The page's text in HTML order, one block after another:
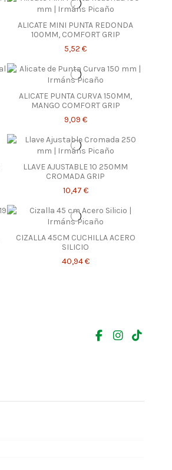
ALICATE MINI PUNTA REDONDA
100MM, COMFORT GRIP
5,52 €
ALICATE PUNTA CURVA 150MM,
MANGO COMFORT GRIP
9,09 €
LLAVE AJUSTABLE 10 250MM
CROMADA GRIP
10,47 €
CIZALLA 45CM CUCHILLA ACERO
SILICIO
40,94 €